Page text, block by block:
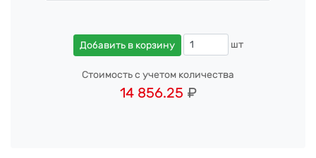
Добавить в корзину шт
Стоимость с учетом количества
14 856.25 ₽